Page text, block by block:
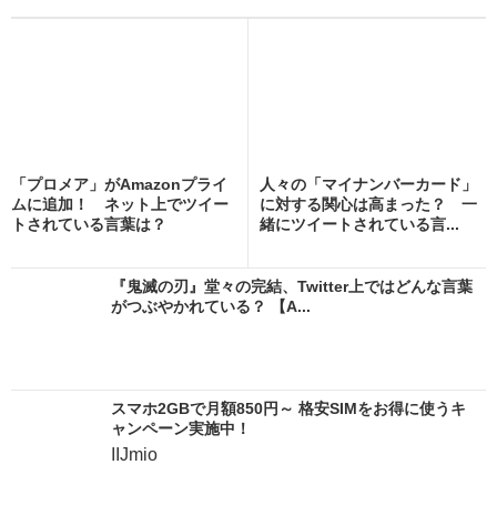
「プロメア」がAmazonプライ
ムに追加！ ネット上でツイー
トされている言葉は？
人々の「マイナンバーカード」
に対する関心は高まった？ 一
緒にツイートされている言...
『鬼滅の刃』堂々の完結、Twitter上ではどんな言葉
がつぶやかれている？ 【A...
スマホ2GBで月額850円～ 格安SIMをお得に使うキ
ャンペーン実施中！
IIJmio